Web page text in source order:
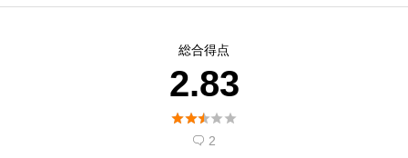
総合得点
2.83

 2